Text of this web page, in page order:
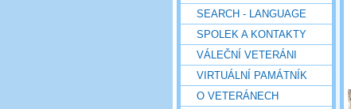
SEARCH - LANGUAGE
SPOLEK A KONTAKTY
VÁLEČNÍ VETERÁNI
VIRTUÁLNÍ PAMÁTNÍK
O VETERÁNECH